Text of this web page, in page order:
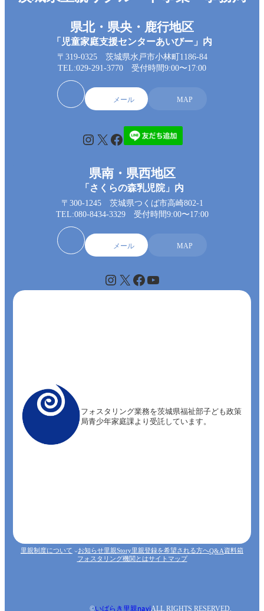
県北・県央・鹿行地区
「児童家庭支援センターあいびー」内
〒319-0325 茨城県水戸市小林町1186-84
TEL:029-291-3770 受付時間9:00〜17:00
メール MAP
Instagram
X Facebook
県南・県西地区
「さくらの森乳児院」内
〒300-1245 茨城県つくば市高崎802-1
TEL:080-8434-3329 受付時間9:00〜17:00
メール MAP
Instagram
X Facebook
YouTube
フォスタリング業務を茨城県福祉部子ども政策
局青少年家庭課より受託しています。
里親制度について お知らせ里親Story里親登録を希望される方へQ&A資料箱
フォスタリング機関とはサイトマップ
©いばらき里親naviALL RIGHTS RESERVED.